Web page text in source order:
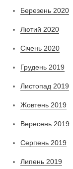
Березень 2020
Лютий 2020
Січень 2020
Грудень 2019
Листопад 2019
Жовтень 2019
Вересень 2019
Серпень 2019
Липень 2019